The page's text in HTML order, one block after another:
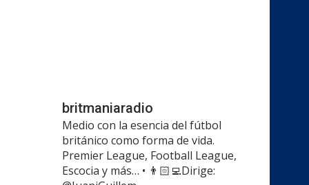
britmaniaradio
Medio con la esencia del fútbol
británico como forma de vida.
Premier League, Football League,
Escocia y más… • 👨🏻‍💻Dirige: